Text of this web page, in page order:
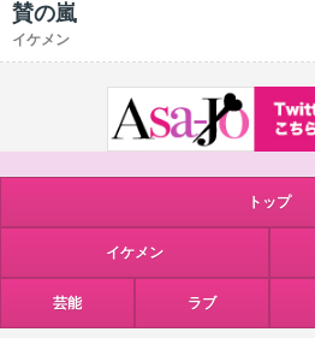
賛の嵐
イケメン
トップ
イケメン
芸能 ラブ